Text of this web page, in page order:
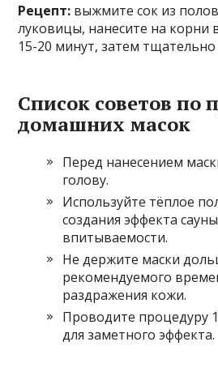
Рецепт: выжмите сок из
луковицы, нанесите на корни
15-20 минут, затем
Список советов по
домашних масок
Перед нанесением
голову.
Используйте тёплое
создания эффекта
впитываемости.
Не держите маски
рекомендуемого
раздражения кожи.
Проводите процедуру
для заметного эффекта.